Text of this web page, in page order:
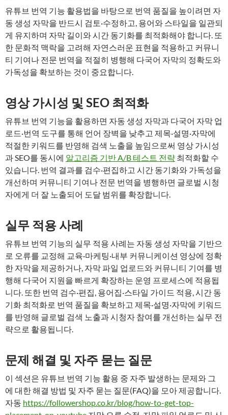
유튜브 번역 기능 활용법을 바탕으로 번역 품질을 높이려면 자
동 생성 자막을 반드시 검토·수정하고, 용어와 스타일을 일관되
게 유지하며 자막 길이와 시간 동기화를 최적화해야 합니다. 또
한 문화적 맥락을 고려해 자연스러운 표현을 적용하고 커뮤니
티 기여나 전문 번역을 적절히 병행해 다국어 자막의 정확도와
가독성을 확보하는 것이 중요합니다.
영상 가시성 및 SEO 최적화
유튜브 번역 기능을 활용하면 자동 생성 자막과 다국어 자막 업
로드·번역 도구를 통해 언어 장벽을 낮추고 제목·설명·자막에
적절한 키워드를 반영해 검색 노출을 높임으로써 영상 가시성
과 SEO를 동시에 알고리즘 기반 A/B 테스트 전략 최적화할 수
있습니다. 번역 결과를 검수·편집하고 시간 동기화와 가독성을
개선하며 커뮤니티 기여나 전문 번역을 병행하면 글로벌 시청
자에게 더 잘 노출되어 도달 범위를 확장합니다.
실무 적용 사례
유튜브 번역 기능의 실무 적용 사례는 자동 생성 자막을 기반으
로 오류를 교정해 교육·마케팅·내부 커뮤니케이션 영상에 정확
한 자막을 제공하거나, 자막 파일 업로드와 커뮤니티 기여를 병
행해 다국어 지원을 빠르게 확장하는 운영 프로세스에 적용됩
니다. 또한 번역 검수·편집, 용어집·스타일 가이드 적용, 시간 동
기화 최적화로 번역 품질을 확보하고 제목·설명·자막에 키워드
를 반영해 글로벌 검색 노출과 시청자 참여를 개선하는 실무 전
략으로 활용됩니다.
문제 해결 및 자주 묻는 질문
이 섹션은 유튜브 번역 기능 활용 중 자주 발생하는 문제와 그
에 대한 해결 방법 및 자주 묻는 질문(FAQ)을 모아 제공합니다.
자동 https://followershop.co.kr/blog/how-to-get-top-